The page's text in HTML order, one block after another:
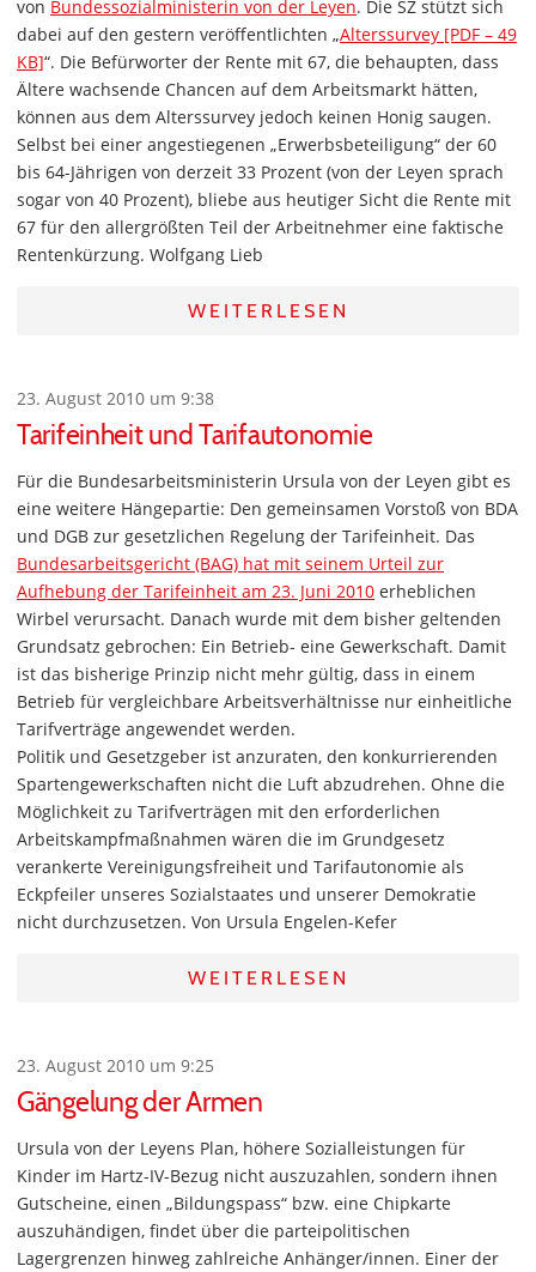
von Bundessozialministerin von der Leyen. Die SZ stützt sich
dabei auf den gestern veröffentlichten „Alterssurvey [PDF – 49
KB]“. Die Befürworter der Rente mit 67, die behaupten, dass
Ältere wachsende Chancen auf dem Arbeitsmarkt hätten,
können aus dem Alterssurvey jedoch keinen Honig saugen.
Selbst bei einer angestiegenen „Erwerbsbeteiligung“ der 60
bis 64-Jährigen von derzeit 33 Prozent (von der Leyen sprach
sogar von 40 Prozent), bliebe aus heutiger Sicht die Rente mit
67 für den allergrößten Teil der Arbeitnehmer eine faktische
Rentenkürzung. Wolfgang Lieb
WEITERLESEN
23. August 2010 um 9:38
Tarifeinheit und Tarifautonomie
Für die Bundesarbeitsministerin Ursula von der Leyen gibt es
eine weitere Hängepartie: Den gemeinsamen Vorstoß von BDA
und DGB zur gesetzlichen Regelung der Tarifeinheit. Das
Bundesarbeitsgericht (BAG) hat mit seinem Urteil zur
Aufhebung der Tarifeinheit am 23. Juni 2010 erheblichen
Wirbel verursacht. Danach wurde mit dem bisher geltenden
Grundsatz gebrochen: Ein Betrieb- eine Gewerkschaft. Damit
ist das bisherige Prinzip nicht mehr gültig, dass in einem
Betrieb für vergleichbare Arbeitsverhältnisse nur einheitliche
Tarifverträge angewendet werden.
Politik und Gesetzgeber ist anzuraten, den konkurrierenden
Spartengewerkschaften nicht die Luft abzudrehen. Ohne die
Möglichkeit zu Tarifverträgen mit den erforderlichen
Arbeitskampfmaßnahmen wären die im Grundgesetz
verankerte Vereinigungsfreiheit und Tarifautonomie als
Eckpfeiler unseres Sozialstaates und unserer Demokratie
nicht durchzusetzen. Von Ursula Engelen-Kefer
WEITERLESEN
23. August 2010 um 9:25
Gängelung der Armen
Ursula von der Leyens Plan, höhere Sozialleistungen für
Kinder im Hartz-IV-Bezug nicht auszuzahlen, sondern ihnen
Gutscheine, einen „Bildungspass“ bzw. eine Chipkarte
auszuhändigen, findet über die parteipolitischen
Lagergrenzen hinweg zahlreiche Anhänger/innen. Einer der